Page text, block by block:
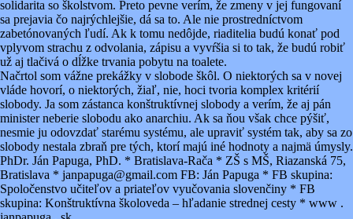
solidarita so školstvom. Preto pevne verím, že zmeny v jej fungovaní
sa prejavia čo najrýchlejšie, dá sa to. Ale nie prostredníctvom
zabetónovaných ľudí. Ak k tomu nedôjde, riaditelia budú konať pod
vplyvom strachu z odvolania, zápisu a vyvŕšia si to tak, že budú robiť
už aj tlačivá o dĺžke trvania pobytu na toalete.
Načrtol som vážne prekážky v slobode škôl. O niektorých sa v novej
vláde hovorí, o niektorých, žiaľ, nie, hoci tvoria komplex kritérií
slobody. Ja som zástanca konštruktívnej slobody a verím, že aj pán
minister neberie slobodu ako anarchiu. Ak sa ňou však chce pýšiť,
nesmie ju odovzdať starému systému, ale upraviť systém tak, aby sa zo
slobody nestala zbraň pre tých, ktorí majú iné hodnoty a najmä úmysly.
PhDr. Ján Papuga, PhD. * Bratislava-Rača * ZŠ s MŠ, Riazanská 75,
Bratislava * janpapuga@gmail.com FB: Ján Papuga * FB skupina:
Spoločenstvo učiteľov a priateľov vyučovania slovenčiny * FB
skupina: Konštruktívna školoveda – hľadanie strednej cesty * www .